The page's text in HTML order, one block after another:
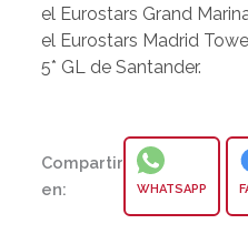
el Eurostars Grand
el Eurostars Madrid
5* GL de Santander.
Compartir
en:
WHATSAPP